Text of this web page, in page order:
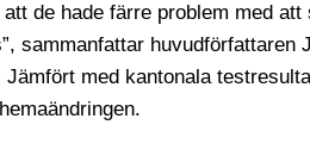
de hade färre problem med
sammanfattar huvudförfattaren
med kantonala